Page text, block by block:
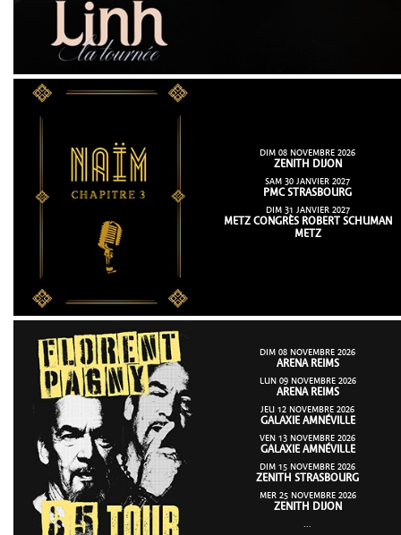
DIM 08 NOVEMBRE 2026
ZENITH DIJON
SAM 30 JANVIER 2027
PMC STRASBOURG
DIM 31 JANVIER 2027
METZ CONGRÈS ROBERT SCHUMAN
METZ
DIM 08 NOVEMBRE 2026
ARENA REIMS
LUN 09 NOVEMBRE 2026
ARENA REIMS
JEU 12 NOVEMBRE 2026
GALAXIE AMNÉVILLE
VEN 13 NOVEMBRE 2026
GALAXIE AMNÉVILLE
DIM 15 NOVEMBRE 2026
ZENITH STRASBOURG
MER 25 NOVEMBRE 2026
ZENITH DIJON